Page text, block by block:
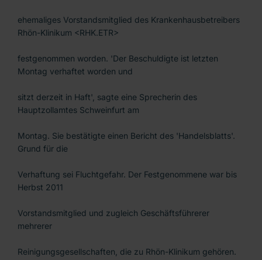
ehemaliges Vorstandsmitglied des Krankenhausbetreibers
Rhön-Klinikum <RHK.ETR>
festgenommen worden. 'Der Beschuldigte ist letzten
Montag verhaftet worden und
sitzt derzeit in Haft', sagte eine Sprecherin des
Hauptzollamtes Schweinfurt am
Montag. Sie bestätigte einen Bericht des 'Handelsblatts'.
Grund für die
Verhaftung sei Fluchtgefahr. Der Festgenommene war bis
Herbst 2011
Vorstandsmitglied und zugleich Geschäftsführerer
mehrerer
Reinigungsgesellschaften, die zu Rhön-Klinikum gehören.